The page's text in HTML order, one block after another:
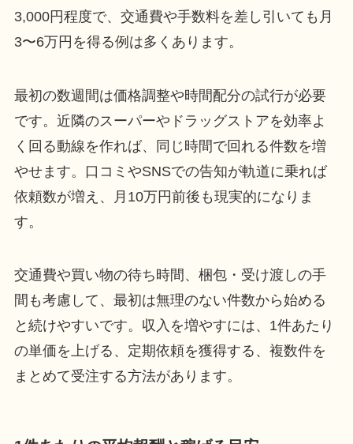
3,000円程度で、交通費や手数料を差し引いても月
3〜6万円を得る例は多くあります。
最初の数週間は価格調整や時間配分の試行が必要
です。近隣のスーパーやドラッグストアを効率よ
く回る動線を作れば、同じ時間で回れる件数を増
やせます。口コミやSNSでの告知が軌道に乗れば
依頼数が増え、月10万円前後も現実的になりま
す。
交通費や買い物の待ち時間、梱包・受け渡しの手
間も考慮して、最初は無理のない件数から始める
と続けやすいです。収入を増やすには、1件あたり
の単価を上げる、定期依頼を獲得する、複数件を
まとめて受注する方法があります。